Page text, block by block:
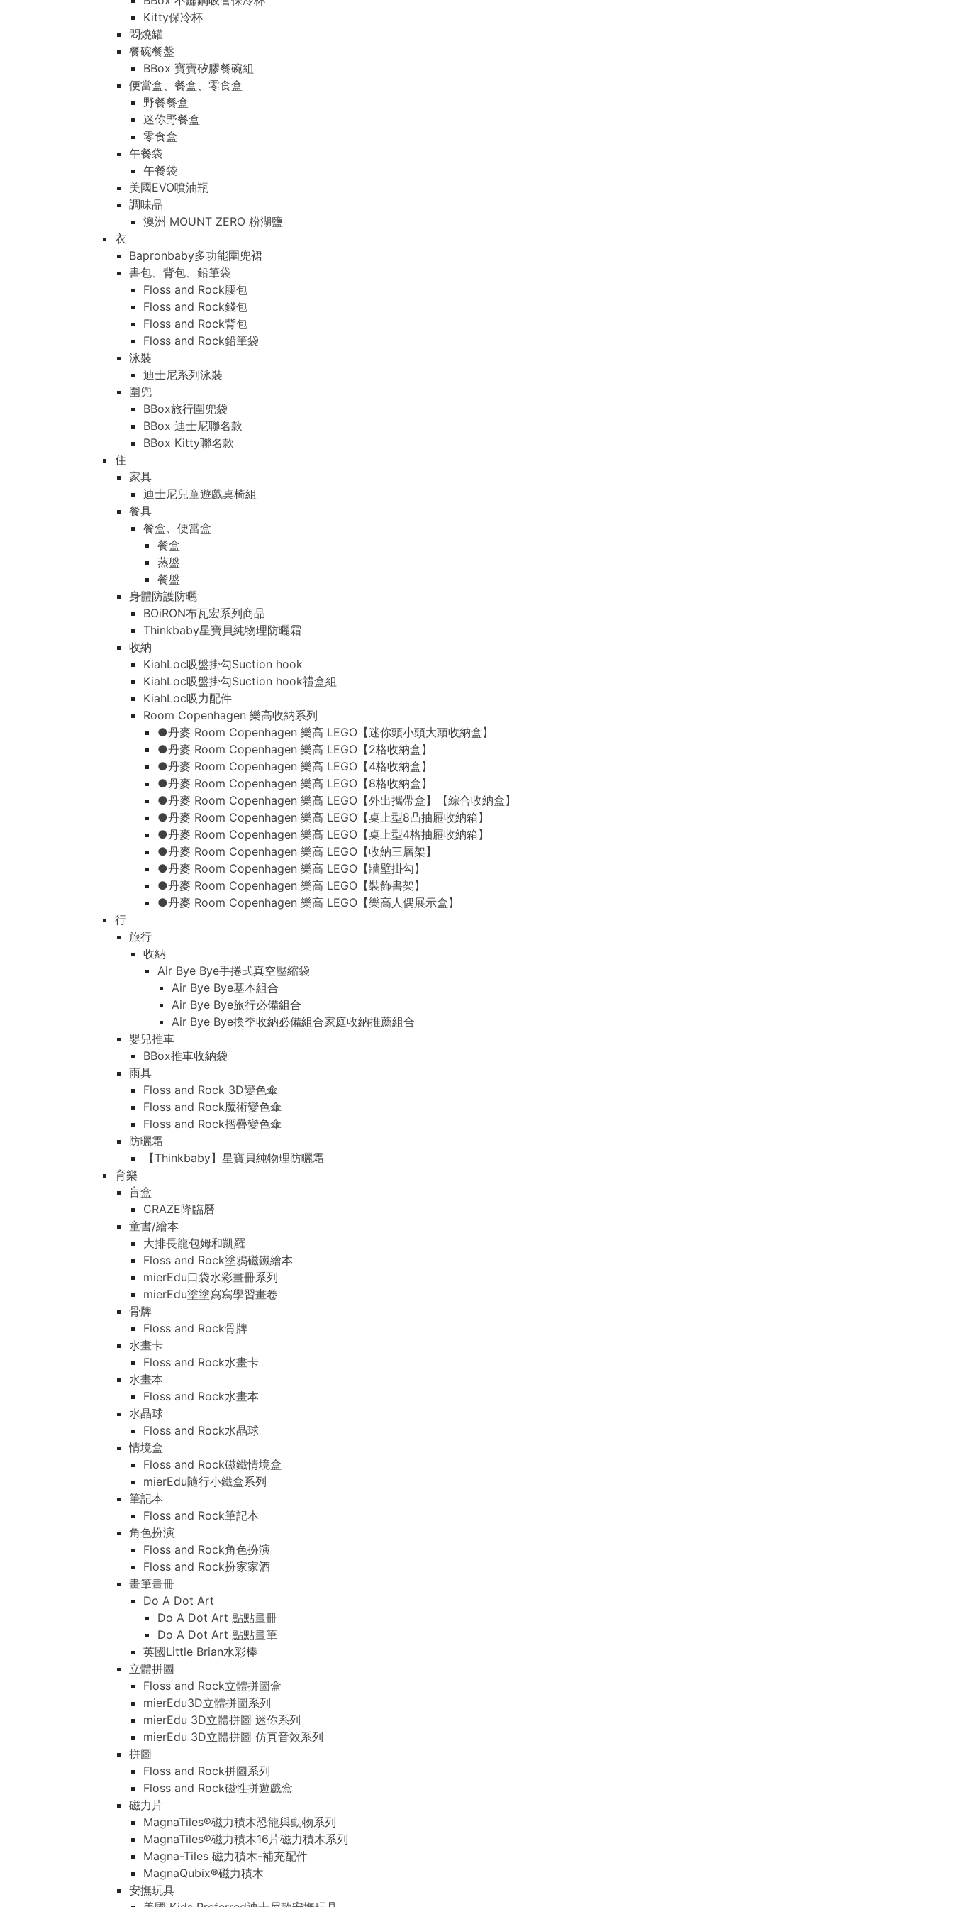
Kitty保冷杯
悶燒罐
餐碗餐盤
BBox 寶寶矽膠餐碗組
便當盒、餐盒、零食盒
野餐餐盒
迷你野餐盒
零食盒
午餐袋
午餐袋
美國EVO噴油瓶
調味品
澳洲 MOUNT ZERO 粉湖鹽
衣
Bapronbaby多功能圍兜裙
書包、背包、鉛筆袋
Floss and Rock腰包
Floss and Rock錢包
Floss and Rock背包
Floss and Rock鉛筆袋
泳裝
迪士尼系列泳裝
圍兜
BBox旅行圍兜袋
BBox 迪士尼聯名款
BBox Kitty聯名款
住
家具
迪士尼兒童遊戲桌椅組
餐具
餐盒、便當盒
餐盒
蒸盤
餐盤
身體防護防曬
BOiRON布瓦宏系列商品
Thinkbaby星寶貝純物理防曬霜
收納
KiahLoc吸盤掛勾Suction hook
KiahLoc吸盤掛勾Suction hook禮盒組
KiahLoc吸力配件
Room Copenhagen 樂高收納系列
●丹麥 Room Copenhagen 樂高 LEGO【迷你頭小頭大頭收納盒】
●丹麥 Room Copenhagen 樂高 LEGO【2格收納盒】
●丹麥 Room Copenhagen 樂高 LEGO【4格收納盒】
●丹麥 Room Copenhagen 樂高 LEGO【8格收納盒】
●丹麥 Room Copenhagen 樂高 LEGO【外出攜帶盒】【綜合收納盒】
●丹麥 Room Copenhagen 樂高 LEGO【桌上型8凸抽屜收納箱】
●丹麥 Room Copenhagen 樂高 LEGO【桌上型4格抽屜收納箱】
●丹麥 Room Copenhagen 樂高 LEGO【收納三層架】
●丹麥 Room Copenhagen 樂高 LEGO【牆壁掛勾】
●丹麥 Room Copenhagen 樂高 LEGO【裝飾書架】
●丹麥 Room Copenhagen 樂高 LEGO【樂高人偶展示盒】
行
旅行
收納
Air Bye Bye手捲式真空壓縮袋
Air Bye Bye基本組合
Air Bye Bye旅行必備組合
Air Bye Bye換季收納必備組合家庭收納推薦組合
嬰兒推車
BBox推車收納袋
雨具
Floss and Rock 3D變色傘
Floss and Rock魔術變色傘
Floss and Rock摺疊變色傘
防曬霜
【Thinkbaby】星寶貝純物理防曬霜
育樂
盲盒
CRAZE降臨曆
童書/繪本
大排長龍包姆和凱羅
Floss and Rock塗鴉磁鐵繪本
mierEdu口袋水彩畫冊系列
mierEdu塗塗寫寫學習畫卷
骨牌
Floss and Rock骨牌
水畫卡
Floss and Rock水畫卡
水畫本
Floss and Rock水畫本
水晶球
Floss and Rock水晶球
情境盒
Floss and Rock磁鐵情境盒
mierEdu隨行小鐵盒系列
筆記本
Floss and Rock筆記本
角色扮演
Floss and Rock角色扮演
Floss and Rock扮家家酒
畫筆畫冊
Do A Dot Art
Do A Dot Art 點點畫冊
Do A Dot Art 點點畫筆
英國Little Brian水彩棒
立體拼圖
Floss and Rock立體拼圖盒
mierEdu3D立體拼圖系列
mierEdu 3D立體拼圖 迷你系列
mierEdu 3D立體拼圖 仿真音效系列
拼圖
Floss and Rock拼圖系列
Floss and Rock磁性拼遊戲盒
磁力片
MagnaTiles®磁力積木恐龍與動物系列
MagnaTiles®磁力積木16片磁力積木系列
Magna-Tiles 磁力積木-補充配件
MagnaQubix®磁力積木
安撫玩具